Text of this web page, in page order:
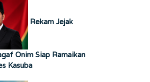
Rekam Jejak
Onim Siap Ramaikan
Kasuba